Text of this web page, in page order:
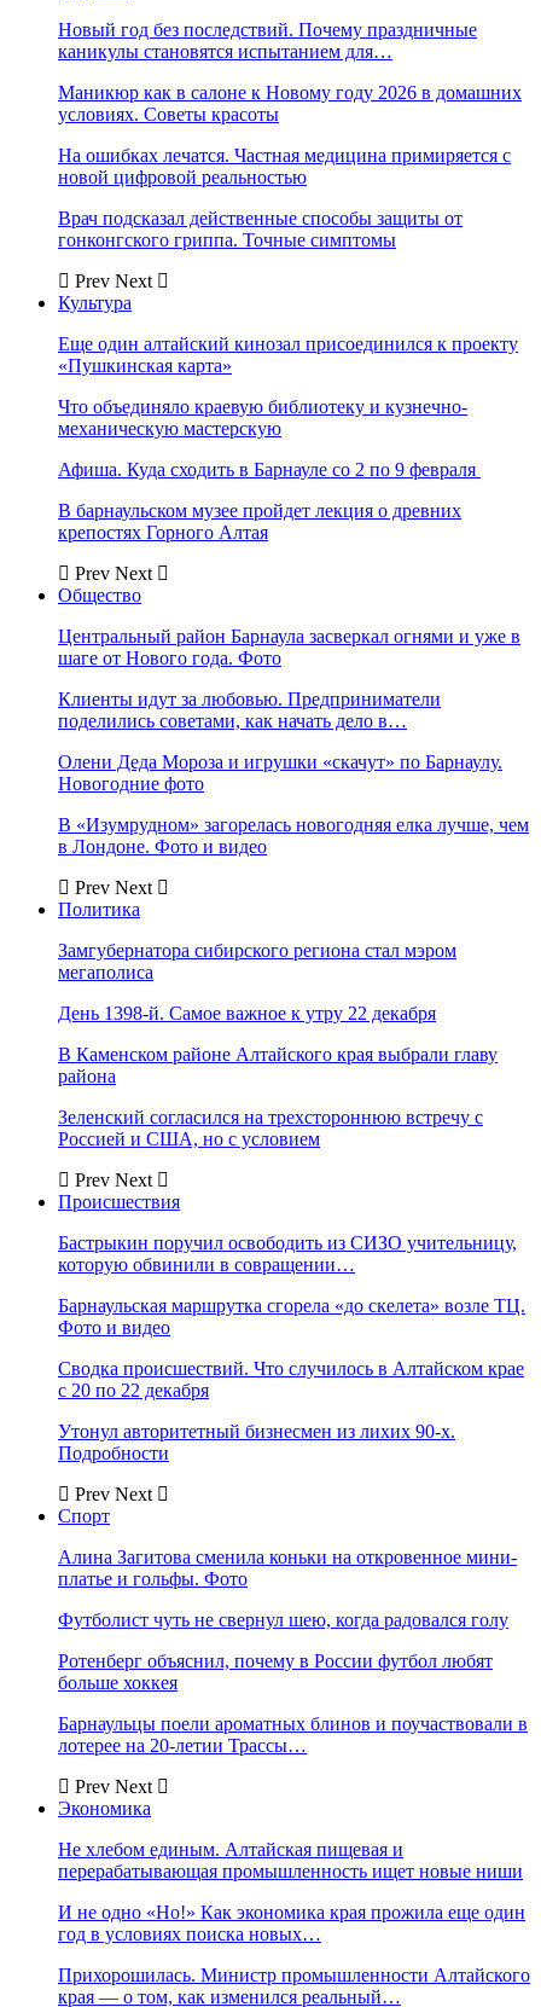
Новый год без последствий. Почему праздничные
каникулы становятся испытанием для…
Маникюр как в салоне к Новому году 2026 в домашних
условиях. Советы красоты
На ошибках лечатся. Частная медицина примиряется с
новой цифровой реальностью
Врач подсказал действенные способы защиты от
гонконгского гриппа. Точные симптомы
Prev Next
Культура
Еще один алтайский кинозал присоединился к проекту
«Пушкинская карта»
Что объединяло краевую библиотеку и кузнечно-
механическую мастерскую
Афиша. Куда сходить в Барнауле со 2 по 9 февраля
В барнаульском музее пройдет лекция о древних
крепостях Горного Алтая
Prev Next
Общество
Центральный район Барнаула засверкал огнями и уже в
шаге от Нового года. Фото
Клиенты идут за любовью. Предприниматели
поделились советами, как начать дело в…
Олени Деда Мороза и игрушки «скачут» по Барнаулу.
Новогодние фото
В «Изумрудном» загорелась новогодняя елка лучше, чем
в Лондоне. Фото и видео
Prev Next
Политика
Замгубернатора сибирского региона стал мэром
мегаполиса
День 1398-й. Самое важное к утру 22 декабря
В Каменском районе Алтайского края выбрали главу
района
Зеленский согласился на трехстороннюю встречу с
Россией и США, но с условием
Prev Next
Происшествия
Бастрыкин поручил освободить из СИЗО учительницу,
которую обвинили в совращении…
Барнаульская маршрутка сгорела «до скелета» возле ТЦ.
Фото и видео
Сводка происшествий. Что случилось в Алтайском крае
с 20 по 22 декабря
Утонул авторитетный бизнесмен из лихих 90-х.
Подробности
Prev Next
Спорт
Алина Загитова сменила коньки на откровенное мини-
платье и гольфы. Фото
Футболист чуть не свернул шею, когда радовался голу
Ротенберг объяснил, почему в России футбол любят
больше хоккея
Барнаульцы поели ароматных блинов и поучаствовали в
лотерее на 20-летии Трассы…
Prev Next
Экономика
Не хлебом единым. Алтайская пищевая и
перерабатывающая промышленность ищет новые ниши
И не одно «Но!» Как экономика края прожила еще один
год в условиях поиска новых…
Прихорошилась. Министр промышленности Алтайского
края — о том, как изменился реальный…